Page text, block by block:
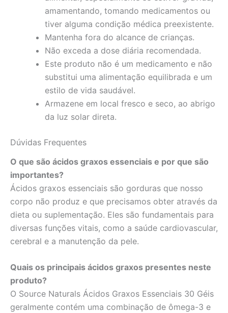
amamentando, tomando medicamentos ou
tiver alguma condição médica preexistente.
Mantenha fora do alcance de crianças.
Não exceda a dose diária recomendada.
Este produto não é um medicamento e não
substitui uma alimentação equilibrada e um
estilo de vida saudável.
Armazene em local fresco e seco, ao abrigo
da luz solar direta.
Dúvidas Frequentes
O que são ácidos graxos essenciais e por que são
importantes?
Ácidos graxos essenciais são gorduras que nosso
corpo não produz e que precisamos obter através da
dieta ou suplementação. Eles são fundamentais para
diversas funções vitais, como a saúde cardiovascular,
cerebral e a manutenção da pele.
Quais os principais ácidos graxos presentes neste
produto?
O Source Naturals Ácidos Graxos Essenciais 30 Géis
geralmente contém uma combinação de ômega-3 e